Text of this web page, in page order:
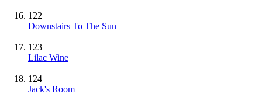
122
Downstairs To The Sun
123
Lilac Wine
124
Jack's Room